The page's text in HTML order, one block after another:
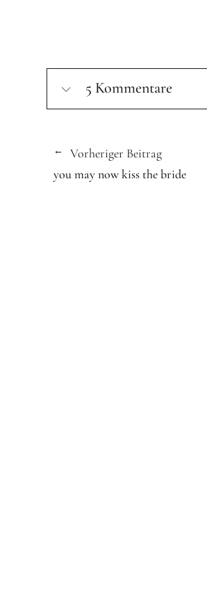
5 Kommentare
Vorheriger Beitrag
you may now kiss the bride